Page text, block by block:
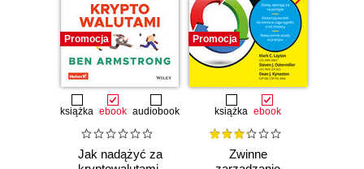
Promocja
książka ebook audiobook
Jak nadążyć za
Promocja
książka ebook
Zwinne